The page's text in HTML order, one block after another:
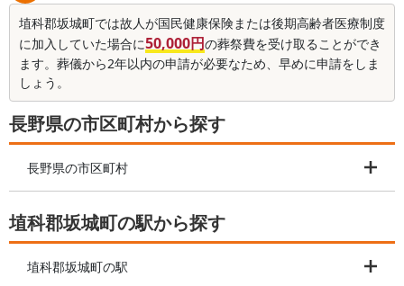
埴科郡坂城町では故人が国民健康保険または後期高齢者医療制度
に加入していた場合に50,000円の葬祭費を受け取ることができ
ます。葬儀から2年以内の申請が必要なため、早めに申請をしま
しょう。
長野県の市区町村から探す
長野県の市区町村
埴科郡坂城町の駅から探す
埴科郡坂城町の駅